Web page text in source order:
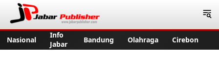
Nasional
Info
Jabar
Bandung Olahraga Cirebon